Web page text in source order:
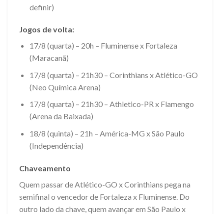
definir)
Jogos de volta:
17/8 (quarta) – 20h – Fluminense x Fortaleza
(Maracanã)
17/8 (quarta) – 21h30 – Corinthians x Atlético-GO
(Neo Química Arena)
17/8 (quarta) – 21h30 – Athletico-PR x Flamengo
(Arena da Baixada)
18/8 (quinta) – 21h – América-MG x São Paulo
(Independência)
Chaveamento
Quem passar de Atlético-GO x Corinthians pega na
semifinal o vencedor de Fortaleza x Fluminense. Do
outro lado da chave, quem avançar em São Paulo x